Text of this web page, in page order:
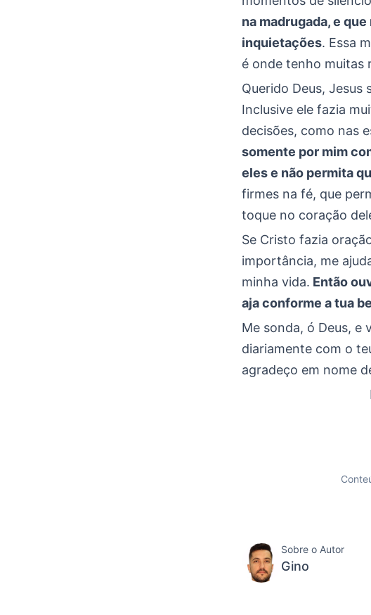
na madrugada, e
inquietações. Essa
é onde tenho muitas
Querido Deus,
Inclusive ele fazia
decisões, como nas
somente por mim
eles e não permita
firmes na fé, que
toque no coração
Se Cristo fazia
importância, me
minha vida. Então
aja conforme a tua
Me sonda, ó Deus, e
diariamente com o
agradeço em nome
Sobre o Autor
Gino